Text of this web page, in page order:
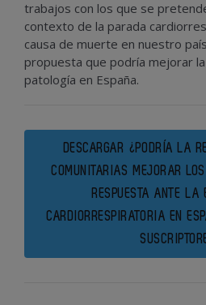
trabajos con los que se
contexto de la parada
causa de muerte en nuestro
propuesta que podría mejorar
patología en España.
DESCARGAR ¿PODRÍA LA
COMUNITARIAS MEJORAR
RESPUESTA ANTE LA
CARDIORRESPIRATORIA EN